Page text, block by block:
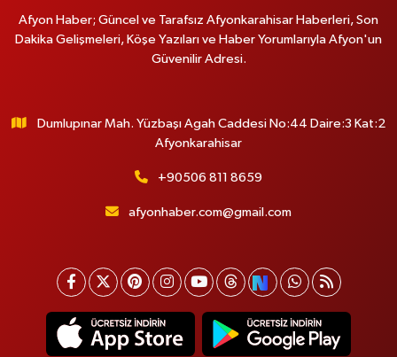
Afyon Haber; Güncel ve Tarafsız Afyonkarahisar Haberleri, Son
Dakika Gelişmeleri, Köşe Yazıları ve Haber Yorumlarıyla Afyon'un
Güvenilir Adresi.
Dumlupınar Mah. Yüzbaşı Agah Caddesi No:44 Daire:3 Kat:2
Afyonkarahisar
+90506 811 8659
afyonhaber.com@gmail.com